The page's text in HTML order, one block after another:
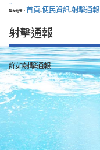
:::
現在位置： 首頁>便民資訊>射擊通報
射擊通報
詳如射擊通報